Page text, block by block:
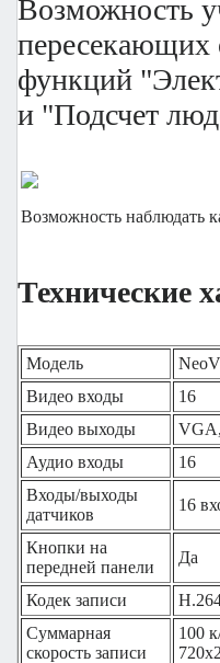
Возможность
пересекающих
функций
и "Подсчет
Возможность наблюдать
Технические
Модель
Видео входы
16
Видео выходы
Аудио входы
16
Входы/выходы
датчиков
16
Кнопки на
передней панели
Да
Кодек записи
Суммарная
скорость записи
100